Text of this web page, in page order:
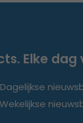
Elke dag
Dagelijkse
Wekelijkse